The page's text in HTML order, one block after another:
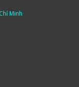
Minh